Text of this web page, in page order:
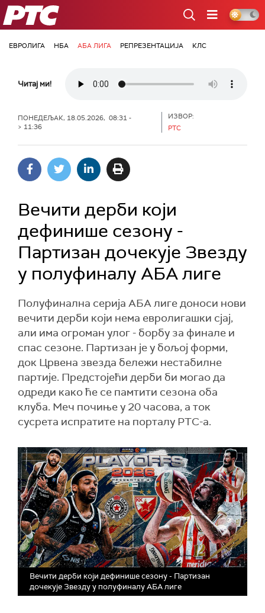
РТС
ЕВРОЛИГА НБА АБА ЛИГА РЕПРЕЗЕНТАЦИЈА КЛС
Читај ми!
ПОНЕДЕЉАК, 18.05.2026, 08:31 -
> 11:36
ИЗВОР:
РТС
Вечити дерби који
дефинише сезону -
Партизан дочекује Звезду
у полуфиналу АБА лиге
Полуфинална серија АБА лиге доноси нови
вечити дерби који нема евролигашки сјај,
али има огроман улог - борбу за финале и
спас сезоне. Партизан је у бољој форми,
док Црвена звезда бележи нестабилне
партије. Предстојећи дерби би могао да
одреди како ће се памтити сезона оба
клуба. Меч почиње у 20 часова, а ток
сусрета испратите на порталу РТС-а.
Вечити дерби који дефинише сезону - Партизан
дочекује Звезду у полуфиналу АБА лиге